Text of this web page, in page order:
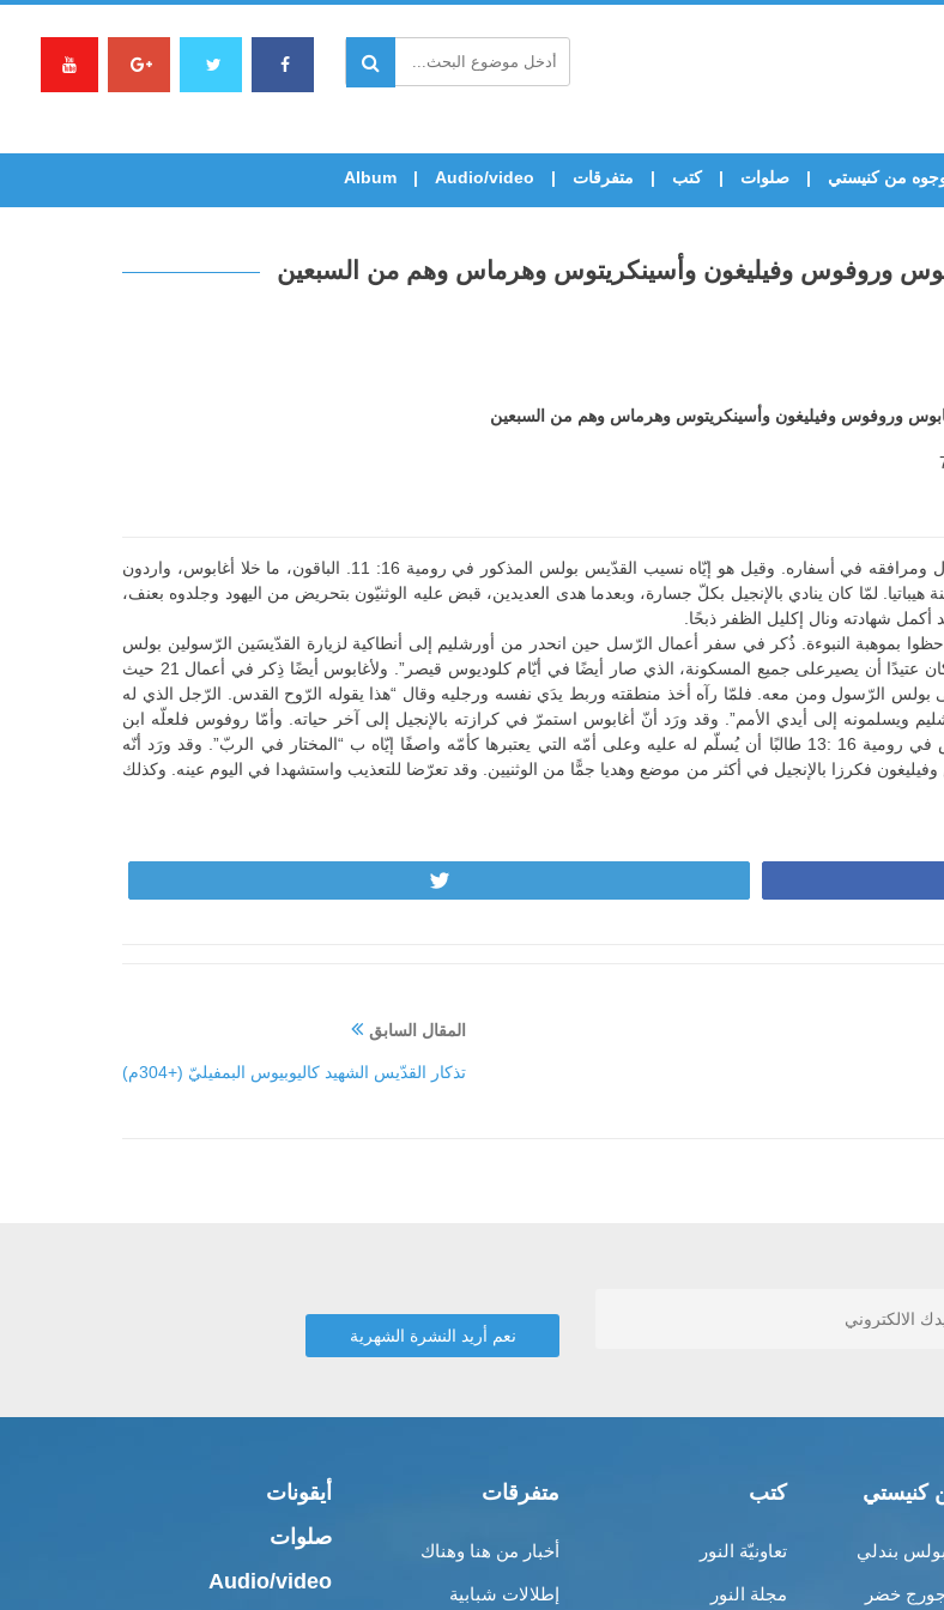
من كنيستي صلوات كتب متفرقات Audio/video
Album
وروفوس وفيليغون وأسينكريتوس وهرماس وهم من السبعين
وروفوس وفيليغون وأسينكريتوس وهرماس وهم من السبعين
هيروديون، هو تلميذ القدّيس بطرس الرّسول ومرافقه في أسفاره. وقيل هو إيّاه نسيب القدّيس بولس المذكور في رومية 16: 11. الباقون، ما خلا أغابوس، واردون
لمّا كان ينادي بالإنجيل بكلّ جسارة، وبعدما هدى العديدين، قبض عليه الوثنيّون بتحريض من اليهود وجلدوه بعنف،
شهادته ونال إكليل الظفر ذبحًا.
بموهبة النبوءة. ذُكر في سفر أعمال الرّسل حين انحدر من أورشليم إلى أنطاكية لزيارة القدّيسَين الرّسولين بولس
وبرنابا وأشار بالروح إلى “أنّ جوعًا عظيمًا كان عتيدًا أن يصيرعلى جميع المسكونة، الذي صار أيضًا في أيّام كلوديوس قيصر”. ولأغابوس أيضًا ذِكر في أعمال 21 حيث
بولس الرّسول ومن معه. فلمّا رآه أخذ منطقته وربط يدَي نفسه ورجليه وقال “هذا يقوله الرّوح القدس. الرّجل الذي له
ويسلمونه إلى أيدي الأمم”. وقد ورَد أنّ أغابوس استمرّ في كرازته بالإنجيل إلى آخر حياته. وأمّا روفوس فلعلّه ابن
سمعان القيرواني. وقد كتب الرّسول بولس في رومية 16 :13 طالبًا أن يُسلّم له عليه وعلى أمّه التي يعتبرها كأمّه واصفًا إيّاه ب “المختار في الربّ”. وقد ورَد أنّه
وفيليغون فكرزا بالإنجيل في أكثر من موضع وهديا جمًّا من الوثنيين. وقد تعرّضا للتعذيب واستشهدا في اليوم عينه. وكذلك
المقال السابق
تذكار القدّيس الشهيد كاليوبيوس البمفيليّ (+304م)
كنيستي
بندلي
خضر
كتب
تعاونيّة النور
مجلة النور
متفرقات
أخبار من هنا وهناك
إطلالات شبابية
أيقونات
صلوات
Audio/video